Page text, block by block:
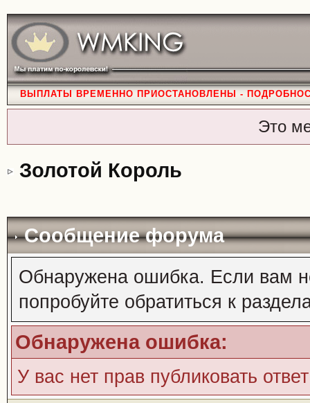
ВЫПЛАТЫ ВРЕМЕННО ПРИОСТАНОВЛЕНЫ -
Это
Золотой Король
Сообщение форума
Обнаружена ошибка. Если вам
попробуйте обратиться к
Обнаружена ошибка:
У вас нет прав публиковать